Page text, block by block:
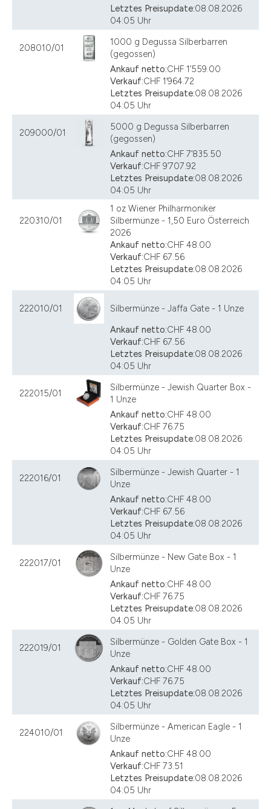
Letztes Preisupdate:08.08.2026
04:05 Uhr
208010/01
1000 g Degussa Silberbarren
(gegossen)
Ankauf netto:CHF 1’559.00
Verkauf:CHF 1’964.72
Letztes Preisupdate:08.08.2026
04:05 Uhr
209000/01
5000 g Degussa Silberbarren
(gegossen)
Ankauf netto:CHF 7’835.50
Verkauf:CHF 9’707.92
Letztes Preisupdate:08.08.2026
04:05 Uhr
220310/01
1 oz Wiener Philharmoniker
Silbermünze - 1,50 Euro Österreich
2026
Ankauf netto:CHF 48.00
Verkauf:CHF 67.56
Letztes Preisupdate:08.08.2026
04:05 Uhr
222010/01
Silbermünze - Jaffa Gate - 1 Unze
Ankauf netto:CHF 48.00
Verkauf:CHF 67.56
Letztes Preisupdate:08.08.2026
04:05 Uhr
222015/01
Silbermünze - Jewish Quarter Box -
1 Unze
Ankauf netto:CHF 48.00
Verkauf:CHF 76.75
Letztes Preisupdate:08.08.2026
04:05 Uhr
222016/01
Silbermünze - Jewish Quarter - 1
Unze
Ankauf netto:CHF 48.00
Verkauf:CHF 67.56
Letztes Preisupdate:08.08.2026
04:05 Uhr
222017/01
Silbermünze - New Gate Box - 1
Unze
Ankauf netto:CHF 48.00
Verkauf:CHF 76.75
Letztes Preisupdate:08.08.2026
04:05 Uhr
222019/01
Silbermünze - Golden Gate Box - 1
Unze
Ankauf netto:CHF 48.00
Verkauf:CHF 76.75
Letztes Preisupdate:08.08.2026
04:05 Uhr
224010/01
Silbermünze - American Eagle - 1
Unze
Ankauf netto:CHF 48.00
Verkauf:CHF 73.51
Letztes Preisupdate:08.08.2026
04:05 Uhr